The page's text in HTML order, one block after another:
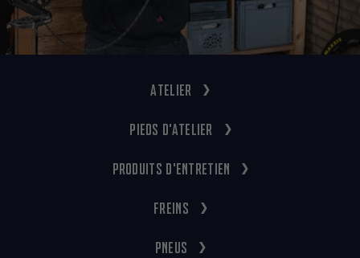
Atelier
Pieds d'atelier
Produits d'entretien
Freins
Pneus